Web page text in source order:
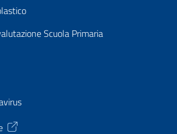
Scuola Primaria